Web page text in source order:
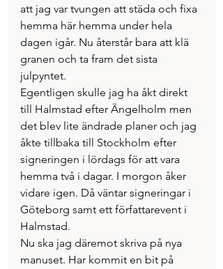
att jag var tvungen att städa och fixa
hemma här hemma under hela
dagen igår. Nu återstår bara att klä
granen och ta fram det sista
julpyntet.
Egentligen skulle jag ha åkt direkt
till Halmstad efter Ängelholm men
det blev lite ändrade planer och jag
åkte tillbaka till Stockholm efter
signeringen i lördags för att vara
hemma två i dagar. I morgon åker
vidare igen. Då väntar signeringar i
Göteborg samt ett författarevent i
Halmstad.
Nu ska jag däremot skriva på nya
manuset. Har kommit en bit på